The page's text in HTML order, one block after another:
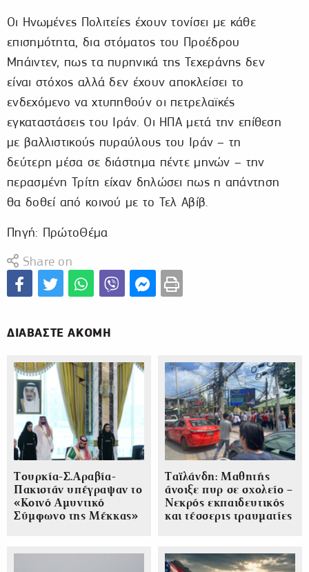
Οι Ηνωμένες Πολιτείες έχουν τονίσει με κάθε
επισημότητα, δια στόματος του Προέδρου
Μπάιντεν, πως τα πυρηνικά της Τεχεράνης δεν
είναι στόχος αλλά δεν έχουν αποκλείσει το
ενδεχόμενο να χτυπηθούν οι πετρελαϊκές
εγκαταστάσεις του Ιράν. Οι ΗΠΑ μετά την επίθεση
με βαλλιστικούς πυραύλους του Ιράν – τη
δεύτερη μέσα σε διάστημα πέντε μηνών – την
περασμένη Τρίτη είχαν δηλώσει πως η απάντηση
θα δοθεί από κοινού με το Τελ Αβίβ.
Πηγή: ΠρώτοΘέμα
Share on
ΔΙΑΒΑΣΤΕ ΑΚΟΜΗ
Τουρκία-Σ.Αραβία-
Πακιστάν υπέγραψαν το
«Κοινό Αμυντικό
Σύμφωνο της Μέκκας»
Ταϊλάνδη: Μαθητής
άνοιξε πυρ σε σχολείο –
Νεκρός εκπαιδευτικός
και τέσσερις τραυματίες